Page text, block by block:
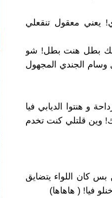
يعني معقول تنقعلي
لك بطل هنت بطل! شو
الجندي المجهول
و هنتوا الديابي فيا
وين قلتلي كنت تخدم
كان اللواء يتضايق
فيا! ( هاهاها)